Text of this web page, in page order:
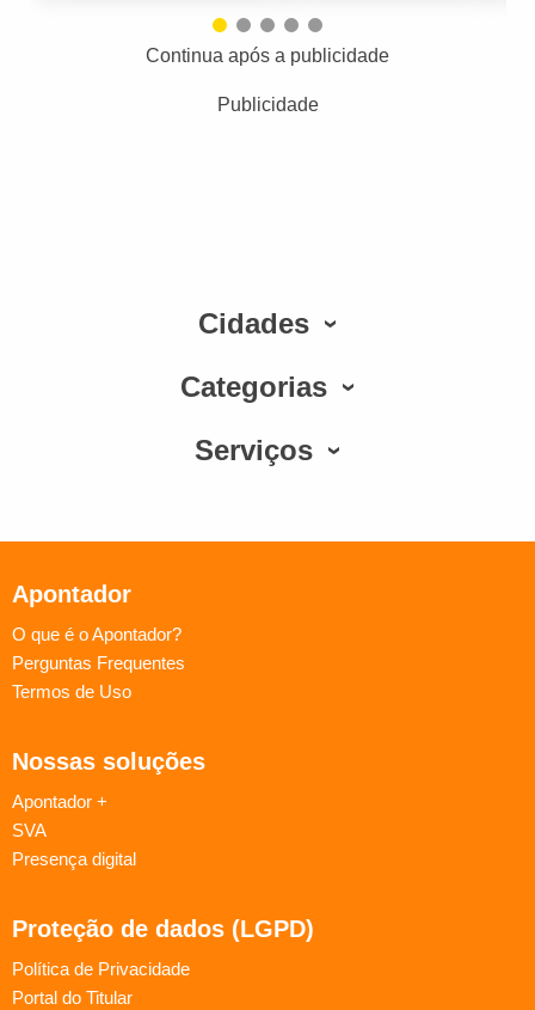
Continua após a publicidade
Publicidade
Cidades
Categorias
Serviços
Apontador
O que é o Apontador?
Perguntas Frequentes
Termos de Uso
Nossas soluções
Apontador +
SVA
Presença digital
Proteção de dados (LGPD)
Política de Privacidade
Portal do Titular